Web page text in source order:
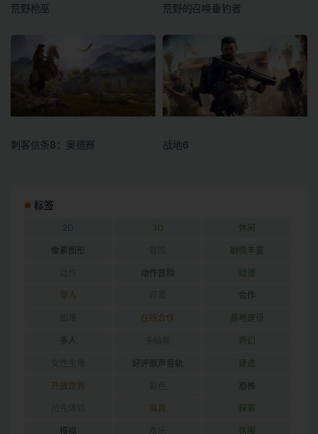
荒野枪巫 荒野的召唤垂钓者
刺客信条8：奥德赛 战地6
标签
2D 3D 休闲
像素图形 剧情丰富
动作冒险 动漫
单人 合作
在线合作 基地建设
多人 奇幻
好评原声音轨 建造
开放世界 恐怖
拟真 探索
模拟 氛围